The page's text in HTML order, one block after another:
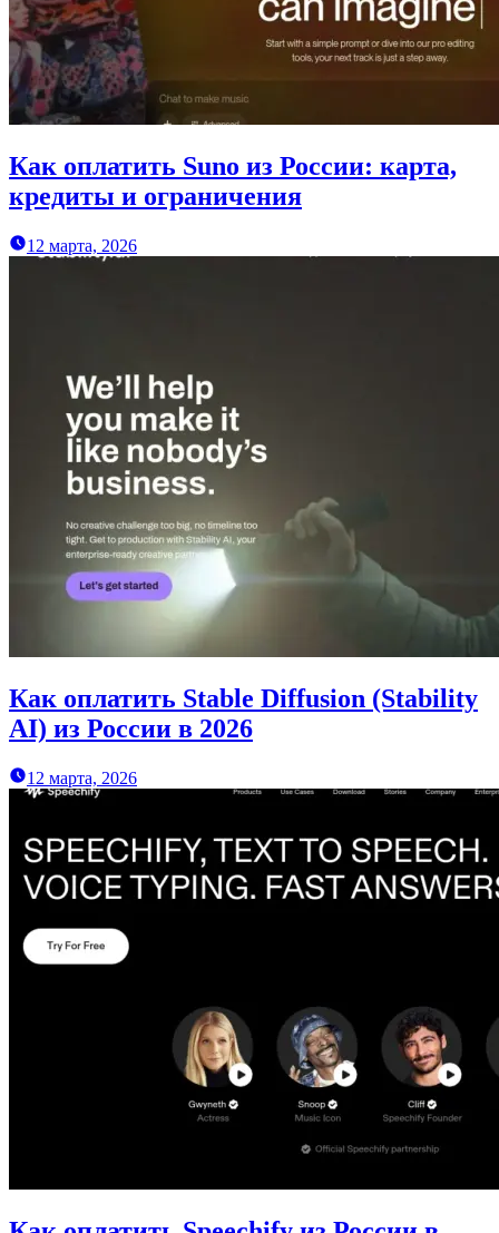
Как оплатить Suno из России: карта,
кредиты и ограничения
12 марта, 2026
Как оплатить Stable Diffusion (Stability
AI) из России в 2026
12 марта, 2026